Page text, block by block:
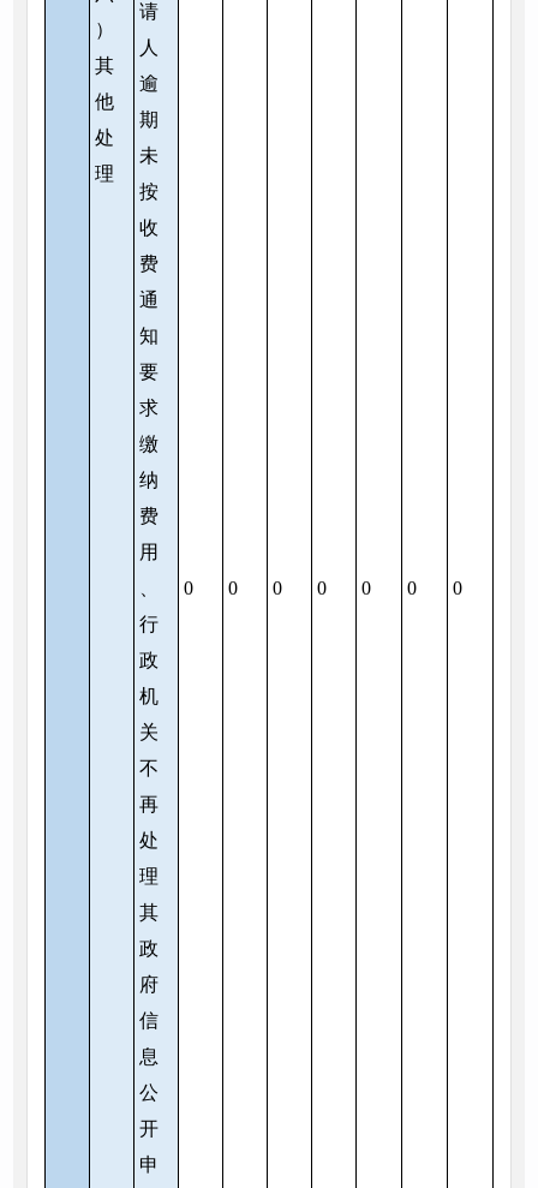
）
其
他
处
理
请
人
逾
期
未
按
收
费
通
知
要
求
缴
纳
费
用
行
政
机
关
不
再
处
理
其
政
府
信
息
公
开
申
0 0 0 0 0 0 0